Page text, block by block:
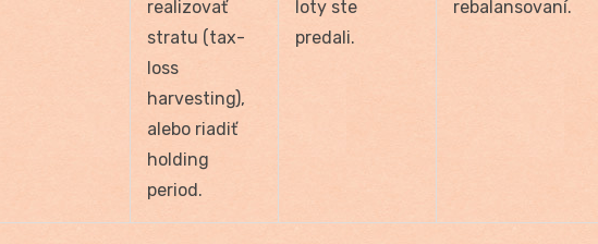
realizovať
stratu (tax-
loss
harvesting),
alebo riadiť
holding
period.
loty ste
predali.
rebalansovaní.